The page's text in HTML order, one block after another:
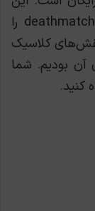
بازی به صورت 6 نفره می‌باشد و حالت deathmatch را
نقش‌های کلاسیک
آن بودیم. شما
کنید.